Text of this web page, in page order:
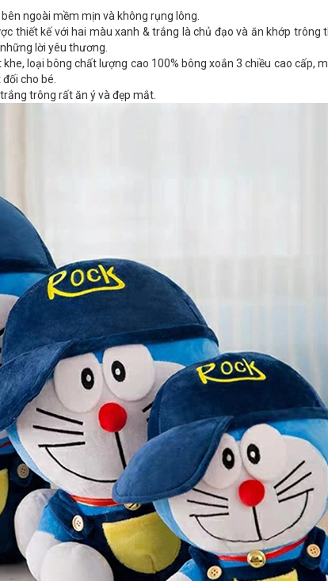
ngoài mềm mịn và không rụng lông.
thiết kế với hai màu xanh & trắng là chủ đạo và ăn khớp trông
lời yêu thương.
loại bông chất lượng cao 100% bông xoắn 3 chiều cao cấp,
cho bé.
trông rất ăn ý và đẹp mắt.